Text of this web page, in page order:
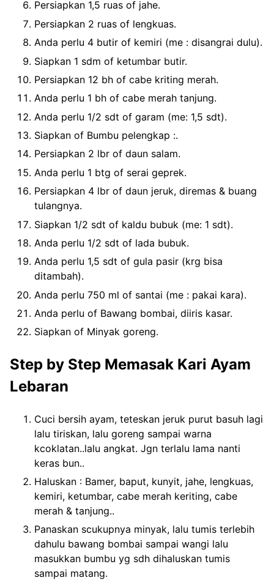
Persiapkan 1,5 ruas of jahe.
Persiapkan 2 ruas of lengkuas.
Anda perlu 4 butir of kemiri (me : disangrai dulu).
Siapkan 1 sdm of ketumbar butir.
Persiapkan 12 bh of cabe kriting merah.
Anda perlu 1 bh of cabe merah tanjung.
Anda perlu 1/2 sdt of garam (me: 1,5 sdt).
Siapkan of Bumbu pelengkap :.
Persiapkan 2 lbr of daun salam.
Anda perlu 1 btg of serai geprek.
Persiapkan 4 lbr of daun jeruk, diremas & buang
tulangnya.
Siapkan 1/2 sdt of kaldu bubuk (me: 1 sdt).
Anda perlu 1/2 sdt of lada bubuk.
Anda perlu 1,5 sdt of gula pasir (krg bisa
ditambah).
Anda perlu 750 ml of santai (me : pakai kara).
Anda perlu of Bawang bombai, diiris kasar.
Siapkan of Minyak goreng.
Step by Step Memasak Kari Ayam
Lebaran
Cuci bersih ayam, teteskan jeruk purut basuh lagi
lalu tiriskan, lalu goreng sampai warna
kcoklatan..lalu angkat. Jgn terlalu lama nanti
keras bun..
Haluskan : Bamer, baput, kunyit, jahe, lengkuas,
kemiri, ketumbar, cabe merah keriting, cabe
merah & tanjung..
Panaskan scukupnya minyak, lalu tumis terlebih
dahulu bawang bombai sampai wangi lalu
masukkan bumbu yg sdh dihaluskan tumis
sampai matang.